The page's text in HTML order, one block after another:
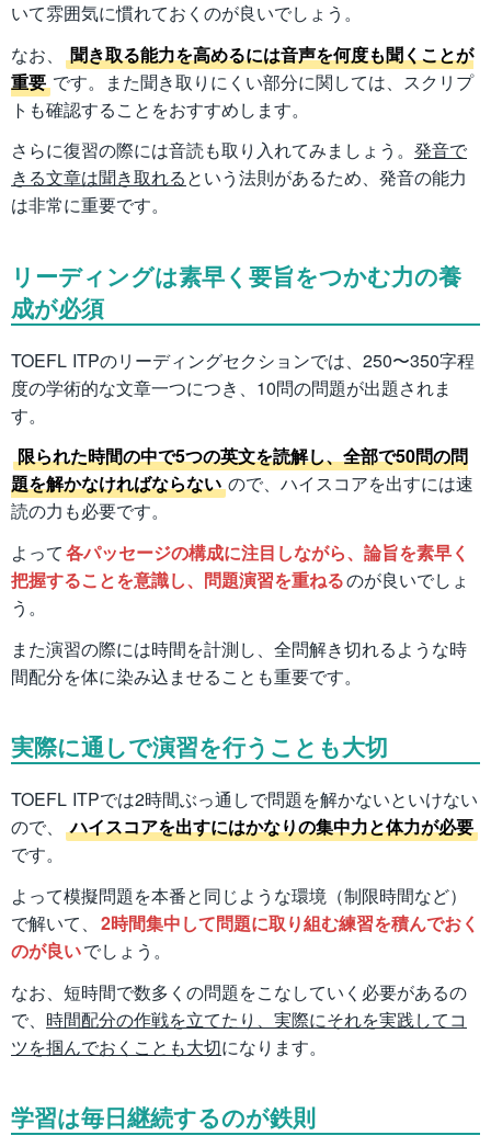
いて雰囲気に慣れておくのが良いでしょう。
なお、
聞き取る能力を高めるには音声を何度も聞くことが
重要 です。また聞き取りにくい部分に関しては、スクリプ
トも確認することをおすすめします。
さらに復習の際には音読も取り入れてみましょう。 発音で
きる文章は聞き取れるという法則があるため、発音の能力
は非常に重要です。
リーディングは素早く要旨をつかむ力の養
成が必須
TOEFL ITPのリーディングセクションでは、250〜350字程
度の学術的な文章一つにつき、10問の問題が出題されま
す。
限られた時間の中で5つの英文を読解し、全部で50問の問
題を解かなければならない ので、ハイスコアを出すには速
読の力も必要です。
よって各パッセージの構成に注目しながら、論旨を素早く
把握することを意識し、問題演習を重ねるのが良いでしょ
う。
また演習の際には時間を計測し、全問解き切れるような時
間配分を体に染み込ませることも重要です。
実際に通しで演習を行うことも大切
TOEFL ITPでは2時間ぶっ通しで問題を解かないといけない
ので、
ハイスコアを出すにはかなりの集中力と体力が必要
です。
よって模擬問題を本番と同じような環境（制限時間など）
で解いて、 2時間集中して問題に取り組む練習を積んでおく
のが良いでしょう。
なお、短時間で数多くの問題をこなしていく必要があるの
で、 時間配分の作戦を立てたり、実際にそれを実践してコ
ツを掴んでおくことも大切になります。
学習は毎日継続するのが鉄則